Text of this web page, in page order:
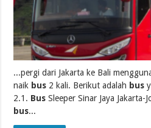
...pergi dari Jakarta ke Bali
naik bus 2 kali. Berikut adalah bus
2.1. Bus Sleeper Sinar Jaya Jakarta-
bus...